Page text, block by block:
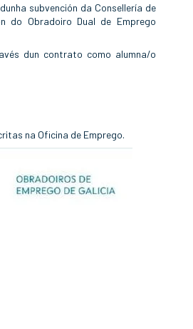
subvención da Consellería de
do Obradoiro Dual de Emprego
dun contrato como alumna/o
na Oficina de Emprego.